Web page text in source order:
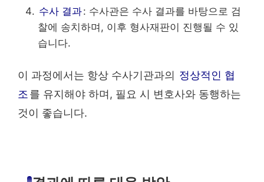
수사 결과: 수사관은 수사 결과를 바탕으로 검
찰에 송치하며, 이후 형사재판이 진행될 수 있
습니다.
이 과정에서는 항상 수사기관과의 정상적인 협
조 를 유지해야 하며, 필요 시 변호사와 동행하는
것이 좋습니다.